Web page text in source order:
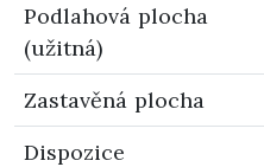
Podlahová plocha
(užitná)
Zastavěná plocha
Dispozice